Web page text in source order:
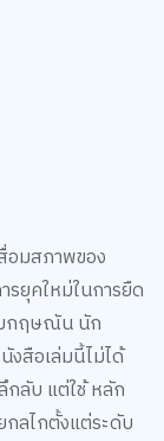
อมสภาพของ
รยุคใหม่ในการยืด
มกฤษณัน นัก
งสือเล่มนี้ไม่ได้
กลับ แต่ใช้ หลัก
ลไกตั้งแต่ระดับ